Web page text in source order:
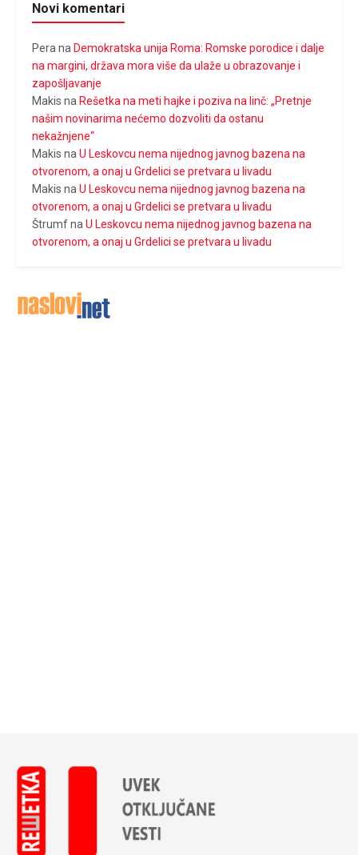
Novi komentari
Pera na Demokratska unija Roma: Romske porodice i dalje
na margini, država mora više da ulaže u obrazovanje i
zapošljavanje
Makis na Rešetka na meti hajke i poziva na linč: „Pretnje
našim novinarima nećemo dozvoliti da ostanu
nekažnjene“
Makis na U Leskovcu nema nijednog javnog bazena na
otvorenom, a onaj u Grdelici se pretvara u livadu
Makis na U Leskovcu nema nijednog javnog bazena na
otvorenom, a onaj u Grdelici se pretvara u livadu
Štrumfna U Leskovcu nema nijednog javnog bazena na
otvorenom, a onaj u Grdelici se pretvara u livadu